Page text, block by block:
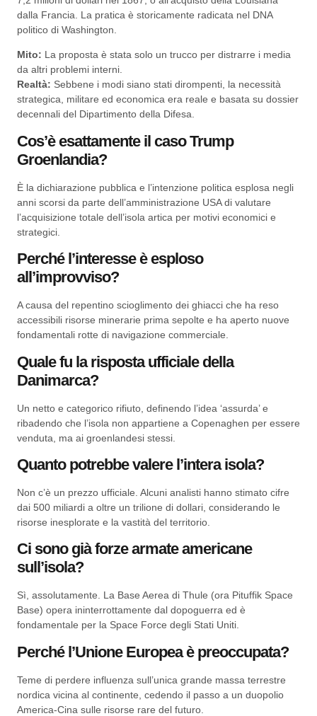
dalla Francia. La pratica è storicamente radicata nel DNA
politico di Washington.
Mito: La proposta è stata solo un trucco per distrarre i media
da altri problemi interni.
Realtà: Sebbene i modi siano stati dirompenti, la necessità
strategica, militare ed economica era reale e basata su dossier
decennali del Dipartimento della Difesa.
Cos’è esattamente il caso Trump
Groenlandia?
È la dichiarazione pubblica e l’intenzione politica esplosa negli
anni scorsi da parte dell’amministrazione USA di valutare
l’acquisizione totale dell’isola artica per motivi economici e
strategici.
Perché l’interesse è esploso
all’improvviso?
A causa del repentino scioglimento dei ghiacci che ha reso
accessibili risorse minerarie prima sepolte e ha aperto nuove
fondamentali rotte di navigazione commerciale.
Quale fu la risposta ufficiale della
Danimarca?
Un netto e categorico rifiuto, definendo l’idea ‘assurda’ e
ribadendo che l’isola non appartiene a Copenaghen per essere
venduta, ma ai groenlandesi stessi.
Quanto potrebbe valere l’intera isola?
Non c’è un prezzo ufficiale. Alcuni analisti hanno stimato cifre
dai 500 miliardi a oltre un trilione di dollari, considerando le
risorse inesplorate e la vastità del territorio.
Ci sono già forze armate americane
sull’isola?
Sì, assolutamente. La Base Aerea di Thule (ora Pituffik Space
Base) opera ininterrottamente dal dopoguerra ed è
fondamentale per la Space Force degli Stati Uniti.
Perché l’Unione Europea è preoccupata?
Teme di perdere influenza sull’unica grande massa terrestre
nordica vicina al continente, cedendo il passo a un duopolio
America-Cina sulle risorse rare del futuro.